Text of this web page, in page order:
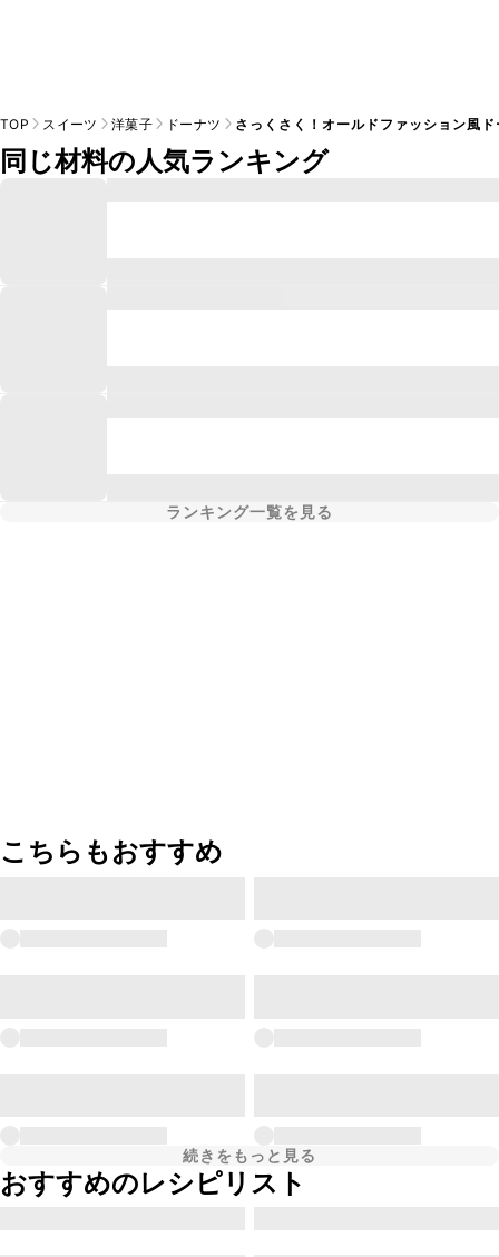
TOP スイーツ 洋菓子 ドーナツ さっくさく！オールドファッション風
同じ材料の人気ランキング
ランキング一覧を見る
こちらもおすすめ
続きをもっと見る
おすすめのレシピリスト